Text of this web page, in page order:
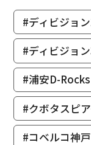
#ディビジョ
#ディビジョ
#浦安D-Rocks
#クボタスピ
#コベルコ神